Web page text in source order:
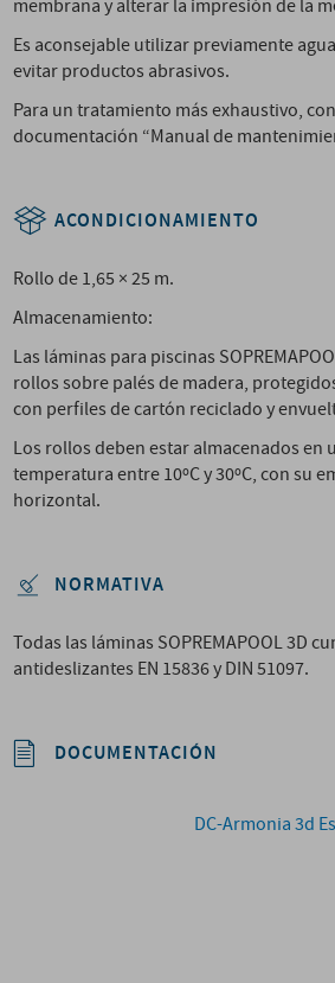
membrana y alterar la impresión de la
Es aconsejable utilizar previamente
evitar productos abrasivos.
Para un tratamiento más exhaustivo,
documentación “Manual de
ACONDICIONAMIENTO
Rollo de 1,65 × 25 m.
Almacenamiento:
Las láminas para piscinas
rollos sobre palés de madera,
con perfiles de cartón reciclado y
Los rollos deben estar almacenados en
temperatura entre 10ºC y 30ºC, con su
horizontal.
NORMATIVA
Todas las láminas SOPREMAPOOL 3D
antideslizantes EN 15836 y DIN 51097.
DOCUMENTACIÓN
DC-Armonia 3d Es